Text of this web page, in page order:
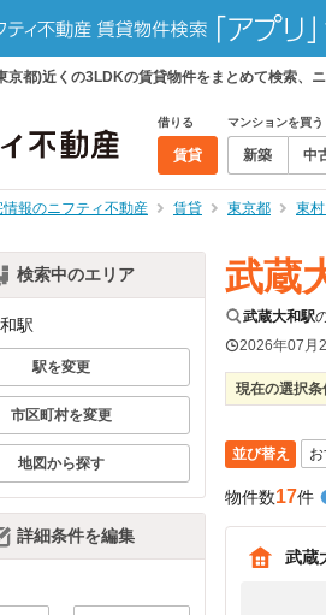
京都)近くの3LDKの賃貸物件をまとめて検索、
借りる
賃貸
マンションを買う
新築 中
報のニフティ不動産 賃貸 東京都 東
検索中のエリア
駅
駅を変更
市区町村を変更
地図から探す
詳細条件を編集
武蔵
武蔵大和駅
2026年07月
現在の選択条
並び替え
物件数17件
武蔵